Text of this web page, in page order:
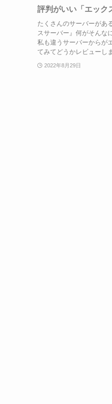
評判がいい「エック
たくさんのサーバーがあ
スサーバー』何がそんな
私も違うサーバーからが
てみてどうかレビューし
2022年8月29日